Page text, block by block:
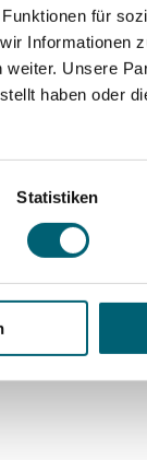
für
Informationen
Unsere
haben oder
Statistiken
zu den besten
Ranking-
an Euch!
Wir